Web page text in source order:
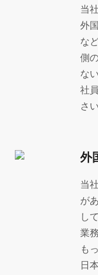
当
外
な
側
な
社
さい
外
当
が
し
業
も
日